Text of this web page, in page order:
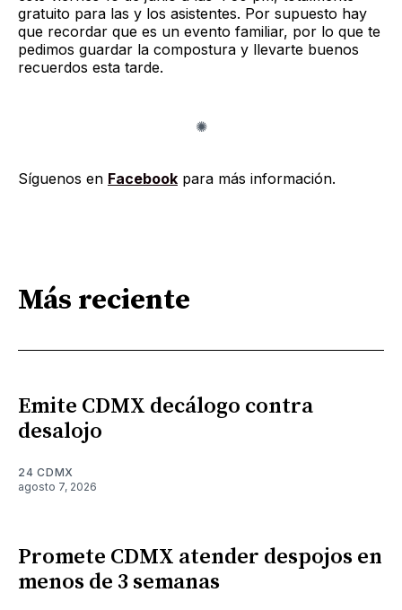
gratuito para las y los asistentes. Por supuesto hay
que recordar que es un evento familiar, por lo que te
pedimos guardar la compostura y llevarte buenos
recuerdos esta tarde.
Síguenos en Facebook para más información.
Más reciente
Emite CDMX decálogo contra
desalojo
24 CDMX
agosto 7, 2026
Promete CDMX atender despojos en
menos de 3 semanas